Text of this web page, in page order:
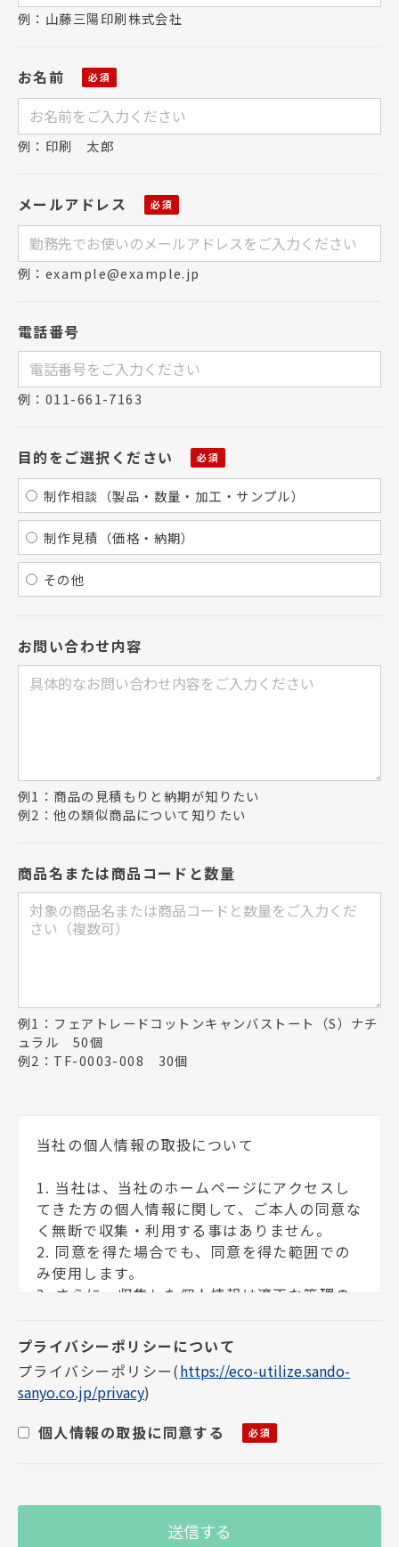
例：山藤三陽印刷株式会社
お名前
例：印刷 太郎
メールアドレス
例：example@example.jp
電話番号
例：011-661-7163
目的をご選択ください
制作相談（製品・数量・加工・サンプル）
制作見積（価格・納期）
その他
お問い合わせ内容
例1：商品の見積もりと納期が知りたい
例2：他の類似商品について知りたい
商品名または商品コードと数量
例1：フェアトレードコットンキャンバストート（S）ナチ
ュラル 50個
例2：TF-0003-008 30個
当社の個人情報の取扱について
1. 当社は、当社のホームページにアクセスし
てきた方の個人情報に関して、ご本人の同意な
く無断で収集・利用する事はありません。
2. 同意を得た場合でも、同意を得た範囲での
み使用します。
3. さらに、収集した個人情報は適正な管理の
個人情報の利用目的について
お客様の個人情報は下記の目的に使用させて
いただきます。下記の目的以外で個人情報を使
用する場合は、改めて目的をお知らせし、お
は、弊社が提供するサービスがお受けできな
くなる場合がございます。
プライバシーポリシー(https://eco-utilize.sando-
sanyo.co.jp/privacy)
個人情報の取扱に同意する